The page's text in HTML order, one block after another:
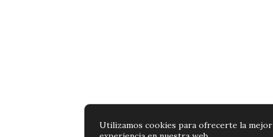
Utilizamos cookies para ofrecerte la mejor